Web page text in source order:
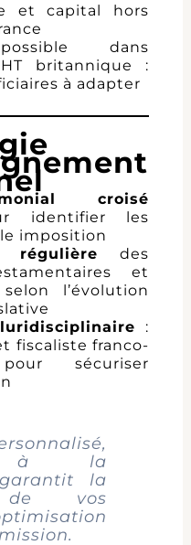
et capital hors
dans
britannique :
à adapter
croisé
identifier les
imposition
des
et
l’évolution
:
fiscaliste franco-
sécuriser
à la
la
de vos